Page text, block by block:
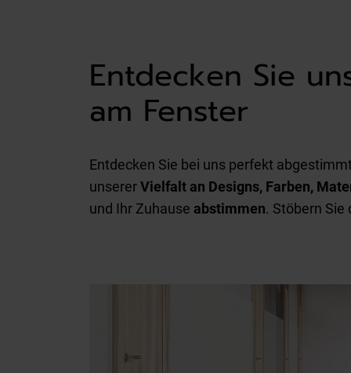
Entdecken Sie
am Fenster
Entdecken Sie bei uns perfekt
unsererVielfalt an Designs, Farben,
und Ihr Zuhause abstimmen. Stöbern Sie